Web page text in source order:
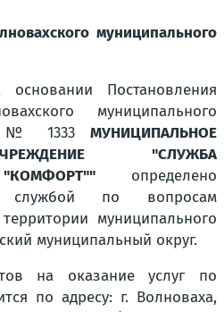
муниципального
Постановления
муниципального
№ 1333 МУНИЦИПАЛЬНОЕ
"СЛУЖБА
"КОМФОРТ"" определено
службой по вопросам
муниципального
муниципальный округ.
на оказание услуг по
по адресу: г. Волноваха,